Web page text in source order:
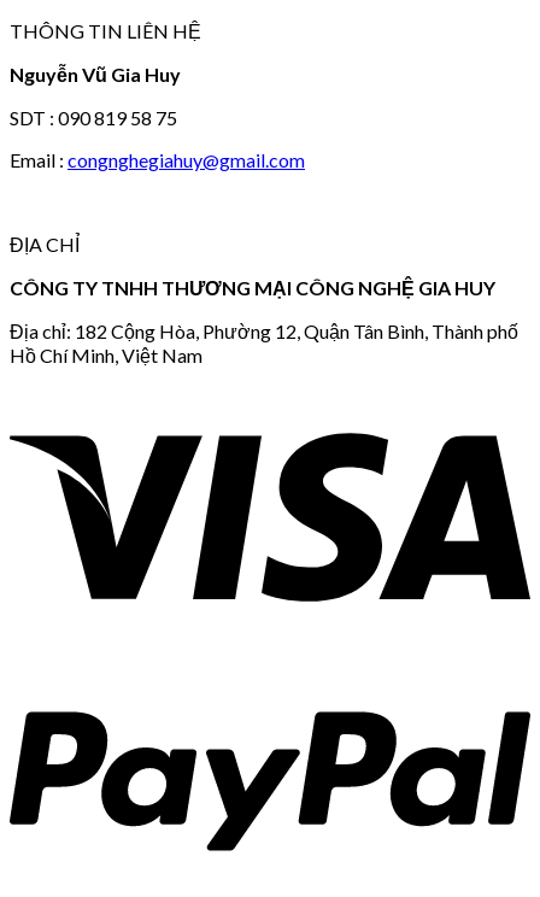
THÔNG TIN LIÊN HỆ
Nguyễn Vũ Gia Huy
SDT : 090 819 58 75
Email : congnghegiahuy@gmail.com
ĐỊA CHỈ
CÔNG TY TNHH THƯƠNG MẠI CÔNG NGHỆ GIA HUY
Địa chỉ: 182 Cộng Hòa, Phường 12, Quận Tân Bình, Thành phố
Hồ Chí Minh, Việt Nam